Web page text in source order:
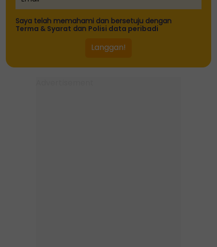
Allahyarham Mana Sikana
dinobat penerima Anugerah
Sastera Negara ke-16
lepasan SPM perlu bimbingan
Saya telah memahami dan bersetuju dengan
Terma & Syarat dan Polisi data peribadi